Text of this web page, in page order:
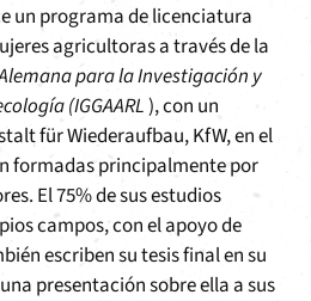
un programa de licenciatura
agricultoras a través de la
para la Investigación y
(IGGAARL), con un
für Wiederaufbau, KfW, en el
formadas principalmente por
El 75% de sus estudios
campos, con el apoyo de
escriben su tesis final en su
presentación sobre ella a sus